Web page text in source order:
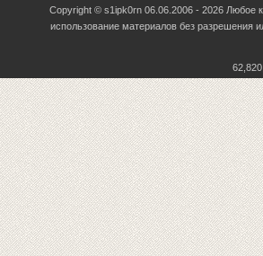
Copyright © s1ipk0rn 06.06.2006 - 2026 Любое
использование материалов без разрешения